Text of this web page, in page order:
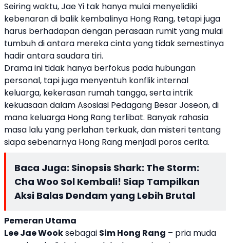
Seiring waktu, Jae Yi tak hanya mulai menyelidiki
kebenaran di balik kembalinya Hong Rang, tetapi juga
harus berhadapan dengan perasaan rumit yang mulai
tumbuh di antara mereka cinta yang tidak semestinya
hadir antara saudara tiri.
Drama ini tidak hanya berfokus pada hubungan
personal, tapi juga menyentuh konflik internal
keluarga, kekerasan rumah tangga, serta intrik
kekuasaan dalam Asosiasi Pedagang Besar Joseon, di
mana keluarga Hong Rang terlibat. Banyak rahasia
masa lalu yang perlahan terkuak, dan misteri tentang
siapa sebenarnya Hong Rang menjadi poros cerita.
Baca Juga: Sinopsis Shark: The Storm:
Cha Woo Sol Kembali! Siap Tampilkan
Aksi Balas Dendam yang Lebih Brutal
Pemeran Utama
Lee Jae Wooksebagai Sim Hong Rang – pria muda